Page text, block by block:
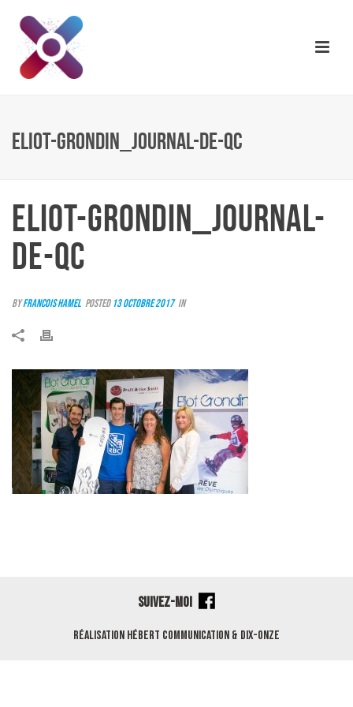
ELIOT-GRONDIN_JOURNAL-DE-QC
ELIOT-GRONDIN_JOURNAL-
DE-QC
ByFrancois Hamel Posted13 octobre 2017 In
SUIVEZ-MOI
Réalisation Hébert Communication & Dix-Onze